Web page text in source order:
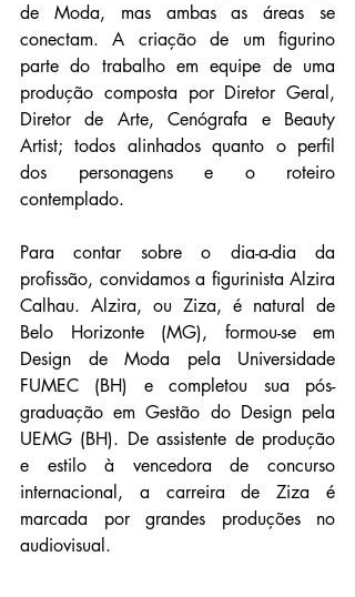
de Moda, mas ambas as áreas se
conectam. A criação de um figurino
parte do trabalho em equipe de uma
produção composta por Diretor Geral,
Diretor de Arte, Cenógrafa e Beauty
Artist; todos alinhados quanto o perfil
dos personagens e o roteiro
contemplado.
Para contar sobre o dia-a-dia da
profissão, convidamos a figurinista Alzira
Calhau. Alzira, ou Ziza, é natural de
Belo Horizonte (MG), formou-se em
Design de Moda pela Universidade
FUMEC (BH) e completou sua pós-
graduação em Gestão do Design pela
UEMG (BH). De assistente de produção
e estilo à vencedora de concurso
internacional, a carreira de Ziza é
marcada por grandes produções no
audiovisual.